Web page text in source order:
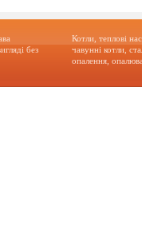
без
Котли, теплові
чавунні котли,
опалення,